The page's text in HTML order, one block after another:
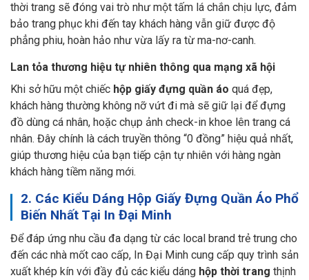
thời trang sẽ đóng vai trò như một tấm lá chắn chịu lực, đảm
bảo trang phục khi đến tay khách hàng vẫn giữ được độ
phẳng phiu, hoàn hảo như vừa lấy ra từ ma-nơ-canh.
Lan tỏa thương hiệu tự nhiên thông qua mạng xã hội
Khi sở hữu một chiếc hộp giấy đựng quần áo quá đẹp,
khách hàng thường không nỡ vứt đi mà sẽ giữ lại để đựng
đồ dùng cá nhân, hoặc chụp ảnh check-in khoe lên trang cá
nhân. Đây chính là cách truyền thông “0 đồng” hiệu quả nhất,
giúp thương hiệu của bạn tiếp cận tự nhiên với hàng ngàn
khách hàng tiềm năng mới.
2. Các Kiểu Dáng Hộp Giấy Đựng Quần Áo Phổ
Biến Nhất Tại In Đại Minh
Để đáp ứng nhu cầu đa dạng từ các local brand trẻ trung cho
đến các nhà mốt cao cấp, In Đại Minh cung cấp quy trình sản
xuất khép kín với đầy đủ các kiểu dáng hộp thời trang thịnh